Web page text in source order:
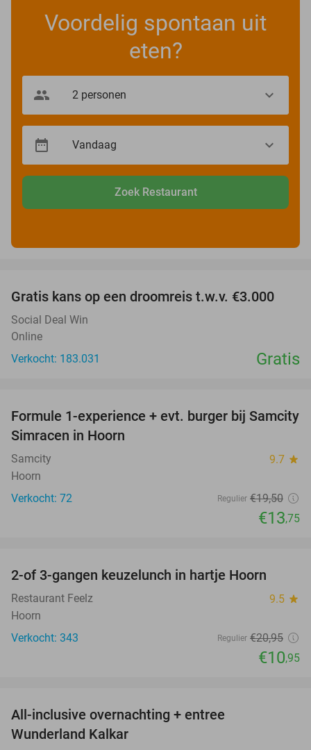
Voordelig spontaan uit
eten?
Zoek Restaurant
Gratis kans op een droomreis t.w.v. €3.000
Social Deal Win
Online
Verkocht: 183.031
Gratis
29%
Formule 1-experience + evt. burger bij Samcity
Simracen in Hoorn
Samcity 9.7 star
Hoorn
Verkocht: 72
Regulier €19,50
€13,75
2-of 3-gangen keuzelunch in hartje Hoorn
Restaurant Feelz 9.5 star
Hoorn
Verkocht: 343
Regulier €20,95
€10,95
All-inclusive overnachting + entree
Wunderland Kalkar